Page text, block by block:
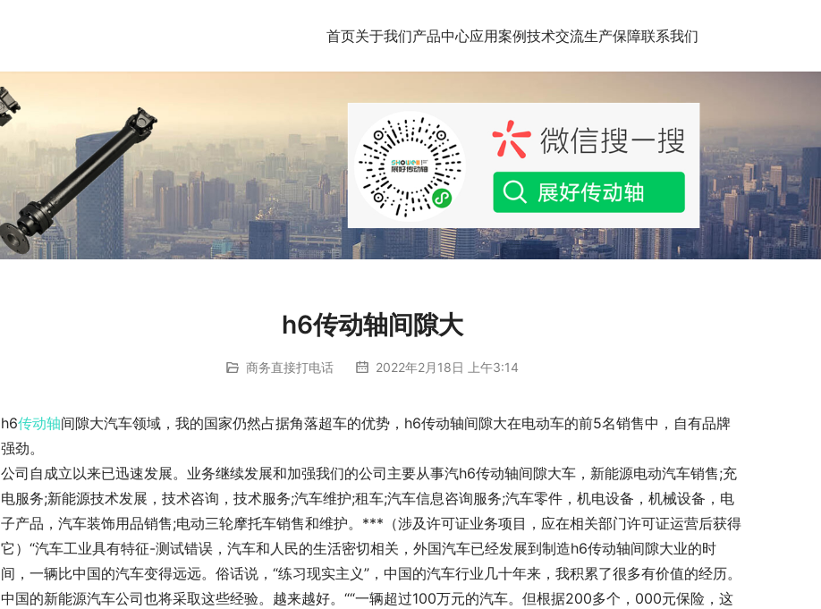
首页关于我们产品中心应用案例技术交流生产保障联系我们
h6传动轴间隙大
商务直接打电话 2022年2月18日 上午3:14
h6传动轴间隙大汽车领域，我的国家仍然占据角落超车的优势，h6传动轴间隙大在电动车的前5名销售中，自有品牌
强劲。
公司自成立以来已迅速发展。业务继续发展和加强我们的公司主要从事汽h6传动轴间隙大车，新能源电动汽车销售;充
电服务;新能源技术发展，技术咨询，技术服务;汽车维护;租车;汽车信息咨询服务;汽车零件，机电设备，机械设备，电
子产品，汽车装饰用品销售;电动三轮摩托车销售和维护。***（涉及许可证业务项目，应在相关部门许可证运营后获得
它）“汽车工业具有特征-测试错误，汽车和人民的生活密切相关，外国汽车已经发展到制造h6传动轴间隙大业的时
间，一辆比中国的汽车变得远远。俗话说，“练习现实主义”，中国的汽车行业几十年来，我积累了很多有价值的经历。
中国的新能源汽车公司也将采取这些经验。越来越好。““一辆超过100万元的汽车。但根据200多个，000元保险，这